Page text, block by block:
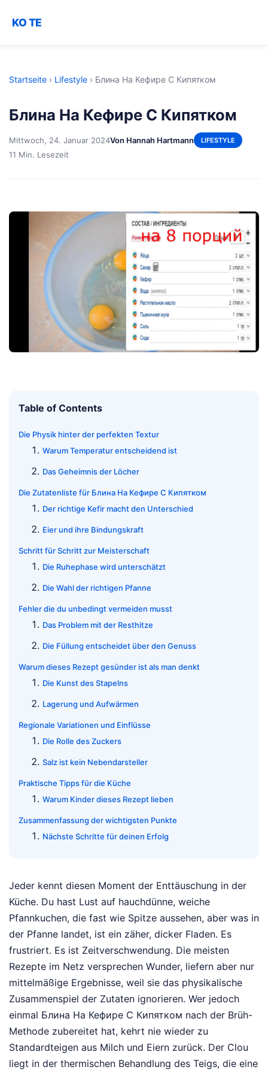
KO TE
Startseite › Lifestyle › Блина На Кефире С Кипятком
Блина На Кефире С Кипятком
Mittwoch, 24. Januar 2024Von Hannah Hartmann LIFESTYLE
11 Min. Lesezeit
Table of Contents
Die Physik hinter der perfekten Textur
Warum Temperatur entscheidend ist
Das Geheimnis der Löcher
Die Zutatenliste für Блина На Кефире С Кипятком
Der richtige Kefir macht den Unterschied
Eier und ihre Bindungskraft
Schritt für Schritt zur Meisterschaft
Die Ruhephase wird unterschätzt
Die Wahl der richtigen Pfanne
Fehler die du unbedingt vermeiden musst
Das Problem mit der Resthitze
Die Füllung entscheidet über den Genuss
Warum dieses Rezept gesünder ist als man denkt
Die Kunst des Stapelns
Lagerung und Aufwärmen
Regionale Variationen und Einflüsse
Die Rolle des Zuckers
Salz ist kein Nebendarsteller
Praktische Tipps für die Küche
Warum Kinder dieses Rezept lieben
Zusammenfassung der wichtigsten Punkte
Nächste Schritte für deinen Erfolg
Jeder kennt diesen Moment der Enttäuschung in der
Küche. Du hast Lust auf hauchdünne, weiche
Pfannkuchen, die fast wie Spitze aussehen, aber was in
der Pfanne landet, ist ein zäher, dicker Fladen. Es
frustriert. Es ist Zeitverschwendung. Die meisten
Rezepte im Netz versprechen Wunder, liefern aber nur
mittelmäßige Ergebnisse, weil sie das physikalische
Zusammenspiel der Zutaten ignorieren. Wer jedoch
einmal Блина На Кефире С Кипятком nach der Brüh-
Methode zubereitet hat, kehrt nie wieder zu
Standardteigen aus Milch und Eiern zurück. Der Clou
liegt in der thermischen Behandlung des Teigs, die eine